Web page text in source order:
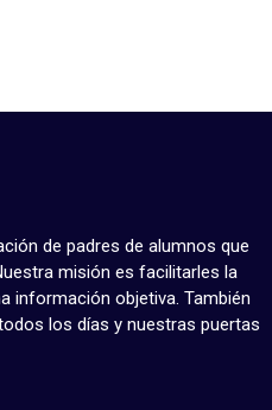
de padres de alumnos que
misión es facilitarles la
información objetiva. También
los días y nuestras puertas